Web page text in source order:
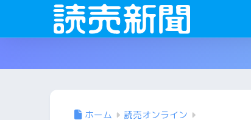
ホーム 読売オンライン